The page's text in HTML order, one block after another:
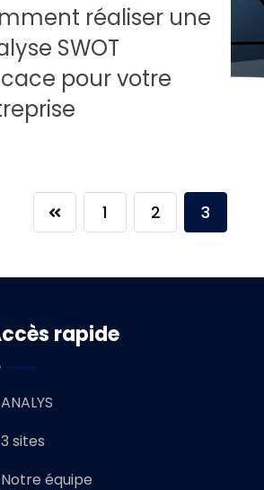
réaliser une
SWOT
pour votre
1 2 3
rapide
ANALYS
3 sites
Notre équipe